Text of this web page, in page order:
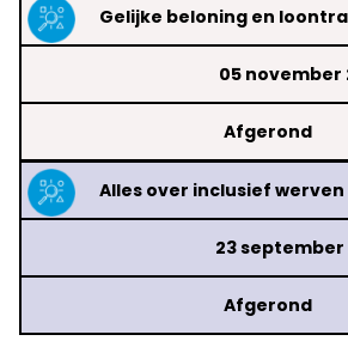
Gelijke beloning en
05 november
Afgerond
Alles over inclusief
23 september
Afgerond